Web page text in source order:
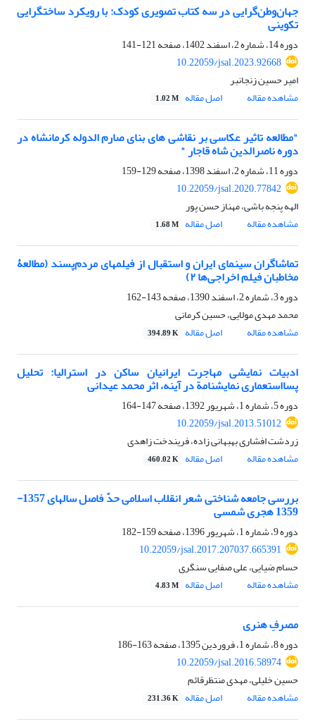
جهان‌وطن‌گرایی در سه کتاب تصویری کودک: با رویکرد ساختگرایی
تکوینی
دوره 14، شماره 2، اسفند 1402، صفحه
121-141
10.22059/jsal.2023.92668
امیر حسین زنجانبر
مشاهده مقاله
اصل مقاله 1.02 M
"مطالعه تاثیر عکاسی بر نقاشی های بنای صارم الدوله کرمانشاه در
دوره ناصرالدین شاه قاجار "
دوره 11، شماره 2، اسفند 1398، صفحه
129-159
10.22059/jsal.2020.77842
الهه پنجه باشی، مهناز حسن پور
مشاهده مقاله
اصل مقاله 1.68 M
تماشاگران سینمای ایران و استقبال از فیلم‏های مردم‌‏پسند (مطالعۀ
مخاطبان فیلم اخراجی‏‌ها ۲)
دوره 3، شماره 2، اسفند 1390، صفحه
143-162
محمد مهدی مولایی، حسین کرمانی
مشاهده مقاله
اصل مقاله 394.89 K
ادبیات نمایشی مهاجرت ایرانیان ساکن در استرالیا: تحلیل
پسااستعماری نمایشنامة در آینه، اثر محمد عیدانی
دوره 5، شماره 1، شهریور 1392، صفحه
147-164
10.22059/jsal.2013.51012
زردشت افشاری بهبهانی زاده، فریندخت زاهدی
مشاهده مقاله
اصل مقاله 460.02 K
بررسی جامعه شناختی شعر انقلاب اسلامی حدّ فاصل سالهای 1357-
1359 هجری شمسی
دوره 9، شماره 1، شهریور 1396، صفحه
159-182
10.22059/jsal.2017.207037.665391
حسام ضیایی، علی صفایی سنگری
مشاهده مقاله
اصل مقاله 4.83 M
مصرفِ هنری
دوره 8، شماره 1، فروردین 1395، صفحه
163-186
10.22059/jsal.2016.58974
حسین خلیلی، مهدی منتظرقائم
مشاهده مقاله
اصل مقاله 231.36 K